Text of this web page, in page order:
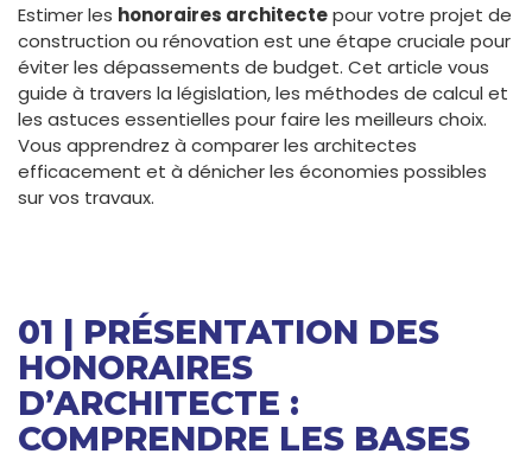
Estimer les honoraires architectepour votre projet de
construction ou rénovation est une étape cruciale pour
éviter les dépassements de budget. Cet article vous
guide à travers la législation, les méthodes de calcul et
les astuces essentielles pour faire les meilleurs choix.
Vous apprendrez à comparer les architectes
efficacement et à dénicher les économies possibles
sur vos travaux.
01 | PRÉSENTATION DES
HONORAIRES
D’ARCHITECTE :
COMPRENDRE LES BASES